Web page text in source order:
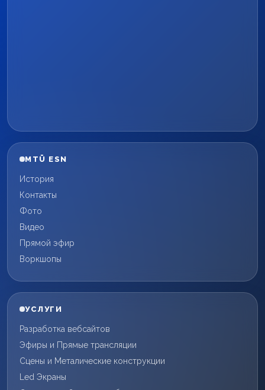
MTÜ ESN
История
Контакты
Фото
Видео
Прямой эфир
Воркшопы
УСЛУГИ
Разработка вебсайтов
Эфиры и Прямые трансляции
Сцены и Металические конструкции
Led Экраны